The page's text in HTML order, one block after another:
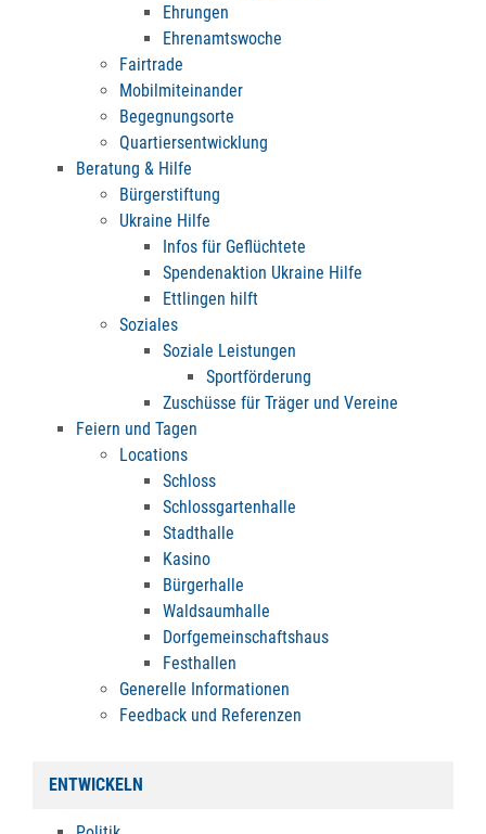
Ehrungen
Ehrenamtswoche
Fairtrade
Mobilmiteinander
Begegnungsorte
Quartiersentwicklung
Beratung & Hilfe
Bürgerstiftung
Ukraine Hilfe
Infos für Geflüchtete
Spendenaktion Ukraine Hilfe
Ettlingen hilft
Soziales
Soziale Leistungen
Sportförderung
Zuschüsse für Träger und Vereine
Feiern und Tagen
Locations
Schloss
Schlossgartenhalle
Stadthalle
Kasino
Bürgerhalle
Waldsaumhalle
Dorfgemeinschaftshaus
Festhallen
Generelle Informationen
Feedback und Referenzen
ENTWICKELN